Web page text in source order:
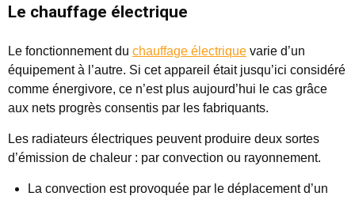
Le chauffage électrique
Le fonctionnement du chauffage électrique varie d’un
équipement à l’autre. Si cet appareil était jusqu’ici considéré
comme énergivore, ce n’est plus aujourd’hui le cas grâce
aux nets progrès consentis par les fabriquants.
Les radiateurs électriques peuvent produire deux sortes
d’émission de chaleur : par convection ou rayonnement.
La convection est provoquée par le déplacement d’un